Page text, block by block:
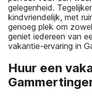
gelegenheid.
kindvriendelijk, met
genoeg plek om
geniet iedereen van
vakantie-ervaring in
Huur een